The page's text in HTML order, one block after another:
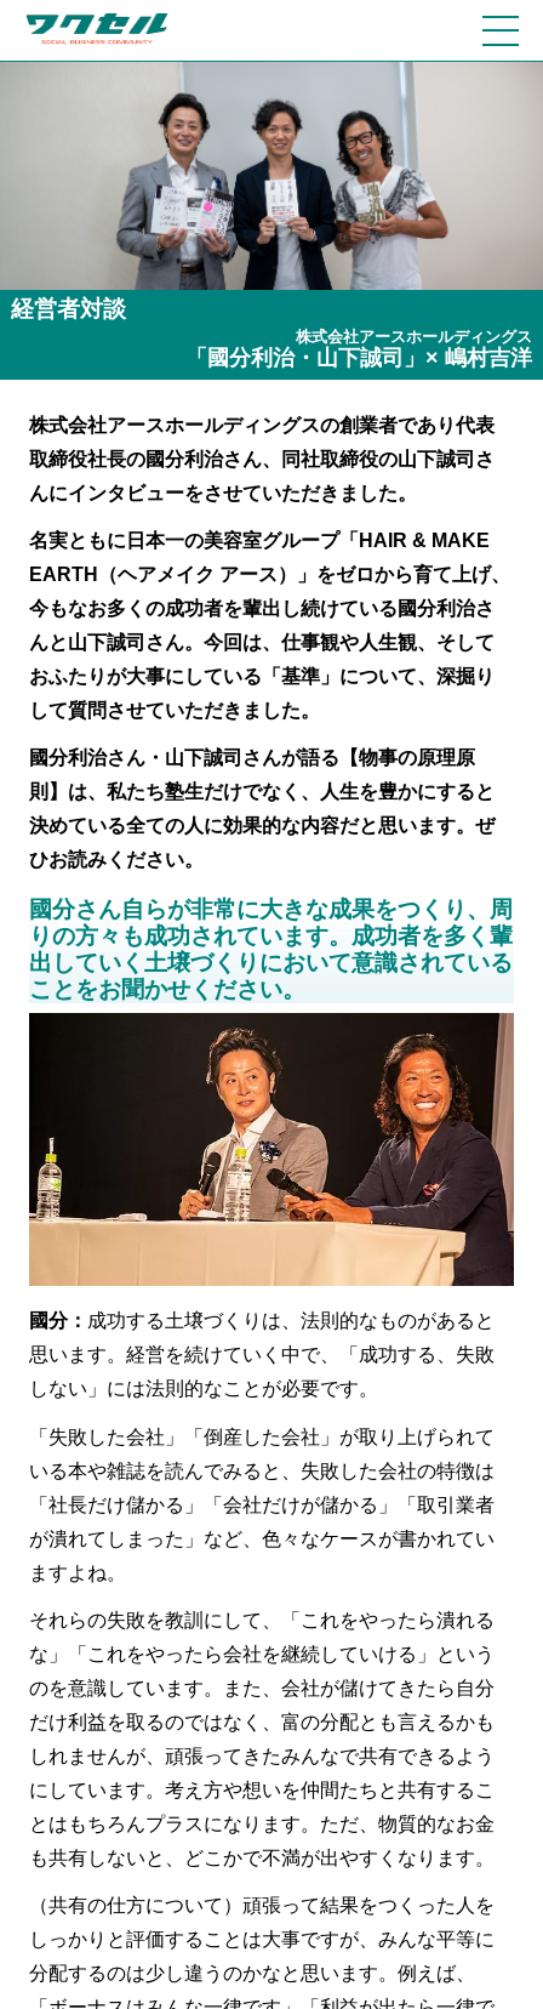
経営者対談
株式会社アースホールディングス
「國分利治・山下誠司」× 嶋村吉洋
株式会社アースホールディングスの創業者であり代表
取締役社長の國分利治さん、同社取締役の山下誠司さ
んにインタビューをさせていただきました。
名実ともに日本一の美容室グループ「HAIR & MAKE
EARTH（ヘアメイク アース）」をゼロから育て上げ、
今もなお多くの成功者を輩出し続けている國分利治さ
んと山下誠司さん。今回は、仕事観や人生観、そして
おふたりが大事にしている「基準」について、深掘り
して質問させていただきました。
國分利治さん・山下誠司さんが語る【物事の原理原
則】は、私たち塾生だけでなく、人生を豊かにすると
決めている全ての人に効果的な内容だと思います。ぜ
ひお読みください。
國分さん自らが非常に大きな成果をつくり、周
りの方々も成功されています。成功者を多く輩
出していく土壌づくりにおいて意識されている
ことをお聞かせください。
國分： 成功する土壌づくりは、法則的なものがあると
思います。経営を続けていく中で、「成功する、失敗
しない」には法則的なことが必要です。
「失敗した会社」「倒産した会社」が取り上げられて
いる本や雑誌を読んでみると、失敗した会社の特徴は
「社長だけ儲かる」「会社だけが儲かる」「取引業者
が潰れてしまった」など、色々なケースが書かれてい
ますよね。
それらの失敗を教訓にして、「これをやったら潰れる
な」「これをやったら会社を継続していける」という
のを意識しています。また、会社が儲けてきたら自分
だけ利益を取るのではなく、富の分配とも言えるかも
しれませんが、頑張ってきたみんなで共有できるよう
にしています。考え方や想いを仲間たちと共有するこ
とはもちろんプラスになります。ただ、物質的なお金
も共有しないと、どこかで不満が出やすくなります。
（共有の仕方について）頑張って結果をつくった人を
しっかりと評価することは大事ですが、みんな平等に
分配するのは少し違うのかなと思います。例えば、